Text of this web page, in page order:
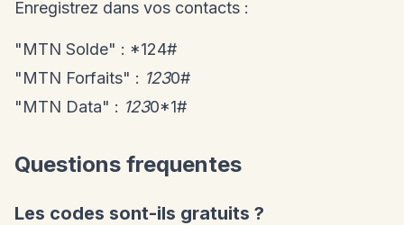
Enregistrez dans vos contacts :
"MTN Solde" : *124#
"MTN Forfaits" : 1230#
"MTN Data" : 1230*1#
Questions frequentes
Les codes sont-ils gratuits ?